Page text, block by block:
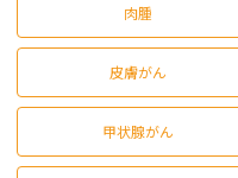
肉腫
皮膚がん
甲状腺がん